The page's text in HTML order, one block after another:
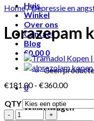
Huis
Winkel
Over ons
Contact
Blog
€0.00 0
Geen
0
Winkelwagen
Home/Depressie en
Lorazepam
€181.00 - €360.00
€360.00
QTY
Aantal